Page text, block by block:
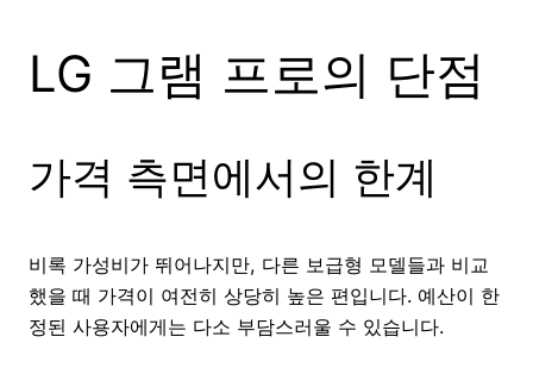
LG 그램 프로의 단점
가격 측면에서의 한계
비록 가성비가 뛰어나지만, 다른 보급형 모델들과 비교
했을 때 가격이 여전히 상당히 높은 편입니다. 예산이 한
정된 사용자에게는 다소 부담스러울 수 있습니다.